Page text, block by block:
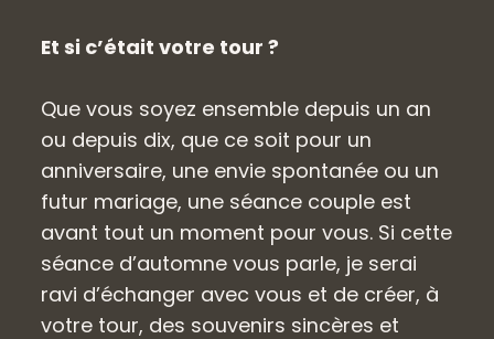
Et si c’était votre tour ?
Que vous soyez ensemble depuis un an
ou depuis dix, que ce soit pour un
anniversaire, une envie spontanée ou un
futur mariage, une séance couple est
avant tout un moment pour vous. Si cette
séance d’automne vous parle, je serai
ravi d’échanger avec vous et de créer, à
votre tour, des souvenirs sincères et